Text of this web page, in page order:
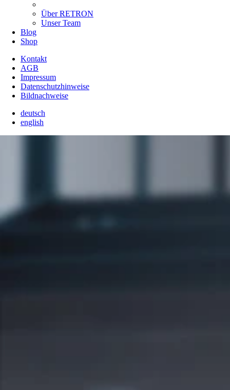
Über RETRON
Unser Team
Blog
Shop
Kontakt
AGB
Impressum
Datenschutzhinweise
Bildnachweise
deutsch
english